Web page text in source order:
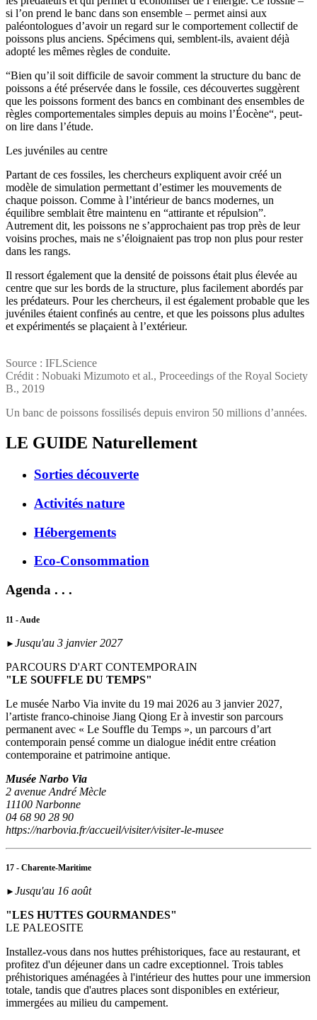
si l’on prend le banc dans son ensemble – permet ainsi aux
paléontologues d’avoir un regard sur le comportement collectif de
poissons plus anciens. Spécimens qui, semblent-ils, avaient déjà
adopté les mêmes règles de conduite.
“Bien qu’il soit difficile de savoir comment la structure du banc de
poissons a été préservée dans le fossile, ces découvertes suggèrent
que les poissons forment des bancs en combinant des ensembles de
règles comportementales simples depuis au moins l’Éocène“, peut-
on lire dans l’étude.
Les juvéniles au centre
Partant de ces fossiles, les chercheurs expliquent avoir créé un
modèle de simulation permettant d’estimer les mouvements de
chaque poisson. Comme à l’intérieur de bancs modernes, un
équilibre semblait être maintenu en “attirante et répulsion”.
Autrement dit, les poissons ne s’approchaient pas trop près de leur
voisins proches, mais ne s’éloignaient pas trop non plus pour rester
dans les rangs.
Il ressort également que la densité de poissons était plus élevée au
centre que sur les bords de la structure, plus facilement abordés par
les prédateurs. Pour les chercheurs, il est également probable que les
juvéniles étaient confinés au centre, et que les poissons plus adultes
et expérimentés se plaçaient à l’extérieur.
Source : IFLScience
Crédit : Nobuaki Mizumoto et al., Proceedings of the Royal Society
B., 2019
Un banc de poissons fossilisés depuis environ 50 millions d’années.
LE GUIDE Naturellement
Sorties découverte
Activités nature
Hébergements
Eco-Consommation
Agenda . . .
11 - Aude
► Jusqu'au 3 janvier 2027
PARCOURS D'ART CONTEMPORAIN
"LE SOUFFLE DU TEMPS"
Le musée Narbo Via invite du 19 mai 2026 au 3 janvier 2027,
l’artiste franco-chinoise Jiang Qiong Er à investir son parcours
permanent avec « Le Souffle du Temps », un parcours d’art
contemporain pensé comme un dialogue inédit entre création
contemporaine et patrimoine antique.
Musée Narbo Via
2 avenue André Mècle
11100 Narbonne
04 68 90 28 90
https://narbovia.fr/accueil/visiter/visiter-le-musee
17 - Charente-Maritime
► Jusqu'au 16 août
"LES HUTTES GOURMANDES"
LE PALEOSITE
Installez-vous dans nos huttes préhistoriques, face au restaurant, et
profitez d'un déjeuner dans un cadre exceptionnel. Trois tables
préhistoriques aménagées à l'intérieur des huttes pour une immersion
totale, tandis que d'autres places sont disponibles en extérieur,
immergées au milieu du campement.